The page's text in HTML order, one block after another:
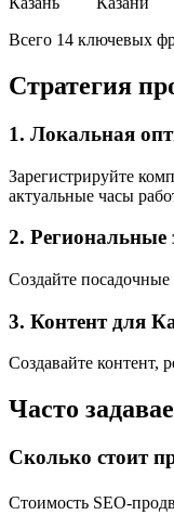
Всего 14 ключевых
Стратегия
1. Локальная
Зарегистрируйте
актуальные часы
2. Региональные
Создайте
3. Контент для
Создавайте контент,
Часто
Сколько стоит
Стоимость SEO-